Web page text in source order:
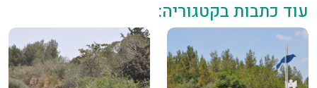
עוד כתבות בקטגוריה: